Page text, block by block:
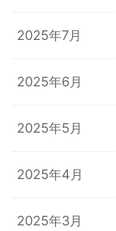
2025年7月
2025年6月
2025年5月
2025年4月
2025年3月